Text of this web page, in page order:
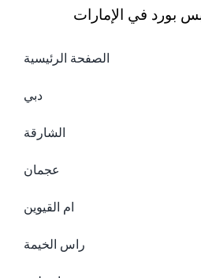
بورد في الإمارات
الصفحة الرئيسية
دبي
الشارقة
عجمان
ام القيوين
راس الخيمة